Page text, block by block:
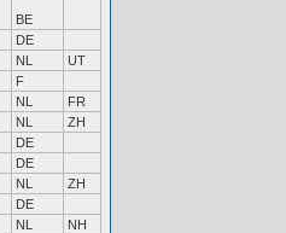
BE
DE
NL
UT
F
NL
FR
NL
ZH
DE
DE
NL
ZH
DE
NL
NH